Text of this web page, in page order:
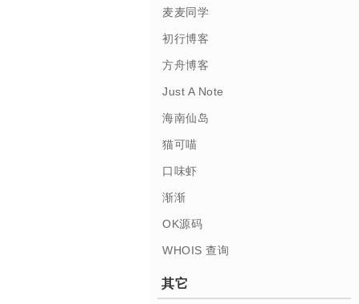
麦麦同学
初行博客
方舟博客
Just A Note
海南仙岛
猫可喵
口味虾
渐渐
OK源码
WHOIS 查询
其它